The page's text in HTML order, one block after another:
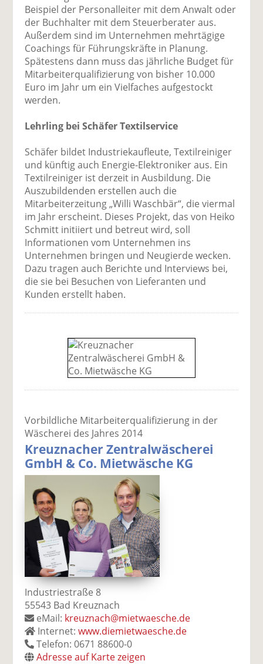
Beispiel der Personalleiter mit dem Anwalt oder
der Buchhalter mit dem Steuerberater aus.
Außerdem sind im Unternehmen mehrtägige
Coachings für Führungskräfte in Planung.
Spätestens dann muss das jährliche Budget für
Mitarbeiterqualifizierung von bisher 10.000
Euro im Jahr um ein Vielfaches aufgestockt
werden.
Lehrling bei Schäfer Textilservice
Schäfer bildet Industriekaufleute, Textilreiniger
und künftig auch Energie-Elektroniker aus. Ein
Textilreiniger ist derzeit in Ausbildung. Die
Auszubildenden erstellen auch die
Mitarbeiterzeitung „Willi Waschbär“, die viermal
im Jahr erscheint. Dieses Projekt, das von Heiko
Schmitt initiiert und betreut wird, soll
Informationen vom Unternehmen ins
Unternehmen bringen und Neugierde wecken.
Dazu tragen auch Berichte und Interviews bei,
die sie bei Besuchen von Lieferanten und
Kunden erstellt haben.
Vorbildliche Mitarbeiterqualifizierung in der
Wäscherei des Jahres 2014
Kreuznacher Zentralwäscherei
GmbH & Co. Mietwäsche KG
Industriestraße 8
55543 Bad Kreuznach
eMail: kreuznach@mietwaesche.de
Internet:www.diemietwaesche.de
Telefon: 0671 88600-0
Adresse auf Karte zeigen